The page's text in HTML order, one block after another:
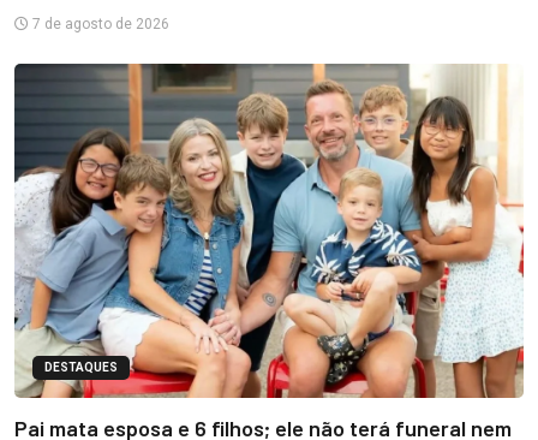
7 de agosto de 2026
DESTAQUES
Pai mata esposa e 6 filhos; ele não terá funeral nem